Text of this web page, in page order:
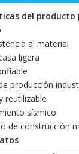
del
al material
ligera
producción
y reutilizable
sísmico
de construcción